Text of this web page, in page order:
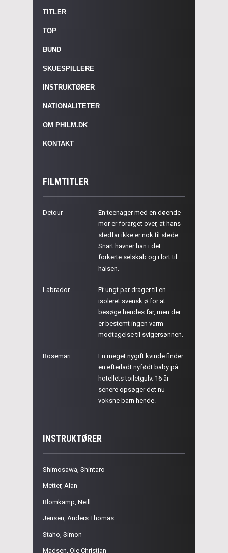
TITLER
TOP
BUND
SKUESPILLERE
INSTRUKTØRER
NATIONALITETER
OM PHILM.DK
KONTAKT
FILMTITLER
Detour
En teenager med en døende
mor er forarget over, at hans
stedfar ikke er nok til stede.
Snart havner han i det
forkerte selskab og i lort til
halsen.
Labrador
Et ungt par drager til en
isoleret svensk ø for at
besøge hendes far, men der
er bestemt ingen varm
modtagelse til svigersønnen.
Rosemari
En meget nygift kvinde finder
en efterladt nyfødt baby på
hotellets toiletgulv. 16 år
senere opsøger det nu
voksne barn hende.
INSTRUKTØRER
Shimosawa, Shintaro
Metter, Alan
Blomkamp, Neill
Jensen, Anders Thomas
Staho, Simon
Madsen, Ole Christian